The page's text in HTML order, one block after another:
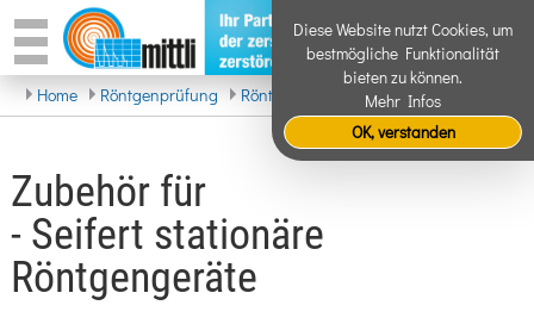
Home Röntgenprüfung Röntgenanlagen Stationär
Zubehör für
- Seifert stationäre
Röntgengeräte
Diese Website nutzt Cookies, um
bestmögliche Funktionalität
bieten zu können.
Mehr Infos
OK, verstanden